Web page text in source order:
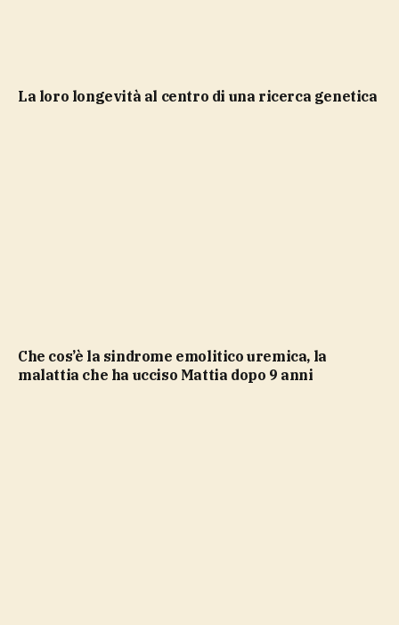
la loro longevità al centro di una ricerca genetica
Che cos’è la sindrome emolitico uremica, la
malattia che ha ucciso Mattia dopo 9 anni